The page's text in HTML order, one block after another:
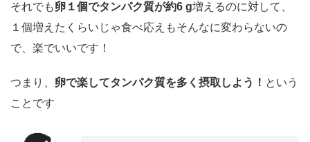
それでも卵１個でタンパク質が約6 g増えるのに対して、
１個増えたくらいじゃ食べ応えもそんなに変わらないの
で、楽でいいです！
つまり、 卵で楽してタンパク質を多く摂取しよう！ という
ことです